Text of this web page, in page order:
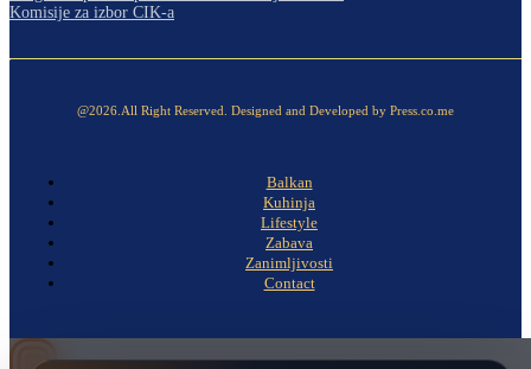
Komisije za izbor CIK-a
@2026.All Right Reserved. Designed and Developed by Press.co.me
Balkan
Kuhinja
Lifestyle
Zabava
Zanimljivosti
Contact